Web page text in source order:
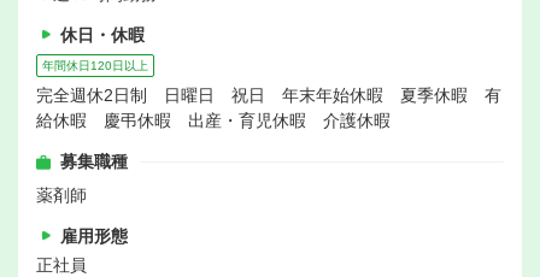
休日・休暇
年間休日120日以上
完全週休2日制 日曜日 祝日 年末年始休暇 夏季休暇 有
給休暇 慶弔休暇 出産・育児休暇 介護休暇
募集職種
薬剤師
雇用形態
正社員